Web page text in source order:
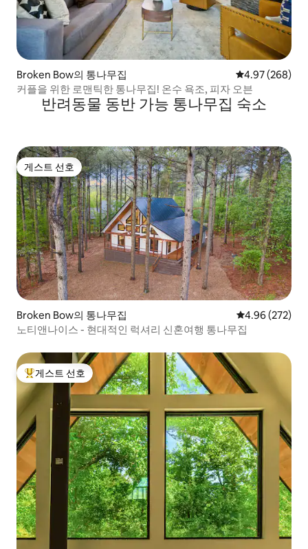
Broken Bow의 통나무집 평점 4.97점(5
4.97 (268)
커플을 위한 로맨틱한 통나무집! 온수 욕조, 피자 오븐
반려동물 동반 가능 통나무집 숙소
게스트 선호
게스트 선호
Broken Bow의 통나무집 평점 4.96점(5
4.96 (272)
노티앤나이스 - 현대적인 럭셔리 신혼여행 통나무집
상위 게스트 선호
게스트 선호